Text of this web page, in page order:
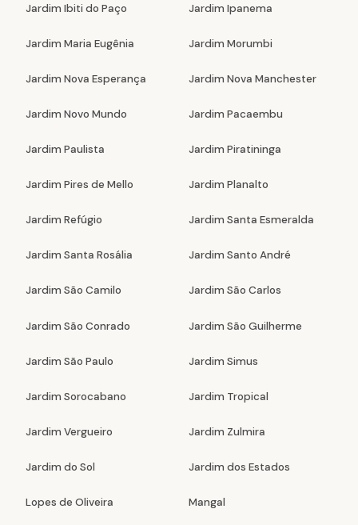
Jardim Ibiti do Paço Jardim Ipanema
Jardim Maria Eugênia Jardim Morumbi
Jardim Nova Esperança Jardim Nova Manchester
Jardim Novo Mundo Jardim Pacaembu
Jardim Paulista Jardim Piratininga
Jardim Pires de Mello Jardim Planalto
Jardim Refúgio Jardim Santa Esmeralda
Jardim Santa Rosália Jardim Santo André
Jardim São Camilo Jardim São Carlos
Jardim São Conrado Jardim São Guilherme
Jardim São Paulo Jardim Simus
Jardim Sorocabano Jardim Tropical
Jardim Vergueiro Jardim Zulmira
Jardim do Sol Jardim dos Estados
Lopes de Oliveira Mangal